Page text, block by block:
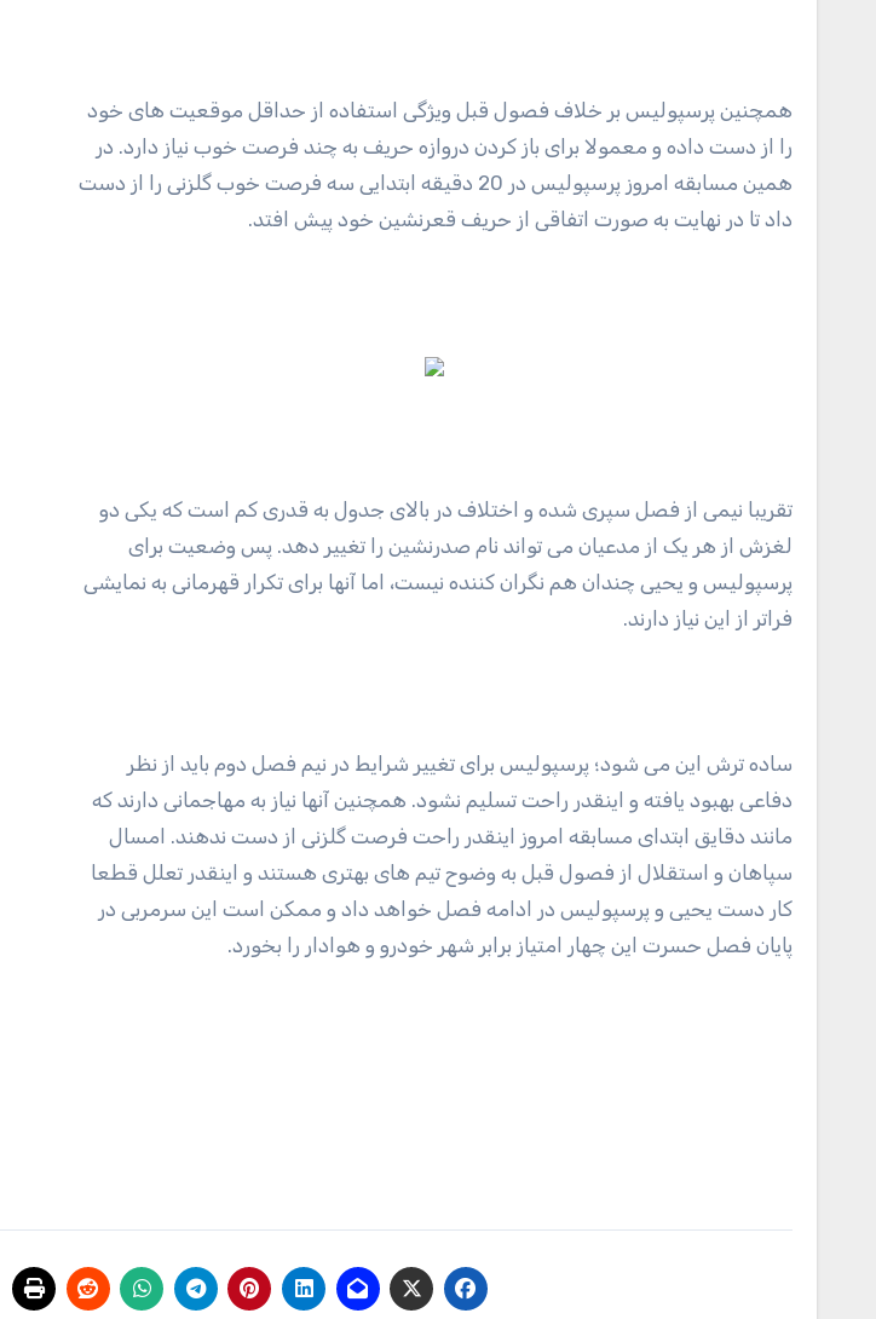
همچنین پرسپولیس بر خلاف فصول قبل ویژگی استفاده از حداقل موقعیت های خود
را از دست داده و معمولا برای باز کردن دروازه حریف به چند فرصت خوب نیاز دارد. در
همین مسابقه امروز پرسپولیس در 20 دقیقه ابتدایی سه فرصت خوب گلزنی را از دست
داد تا در نهایت به صورت اتفاقی از حریف قعرنشین خود پیش افتد.
تقریبا نیمی از فصل سپری شده و اختلاف در بالای جدول به قدری کم است که یکی دو
لغزش از هر یک از مدعیان می تواند نام صدرنشین را تغییر دهد. پس وضعیت برای
پرسپولیس و یحیی چندان هم نگران کننده نیست، اما آنها برای تکرار قهرمانی به نمایشی
فراتر از این نیاز دارند.
ساده ترش این می شود؛ پرسپولیس برای تغییر شرایط در نیم فصل دوم باید از نظر
دفاعی بهبود یافته و اینقدر راحت تسلیم نشود. همچنین آنها نیاز به مهاجمانی دارند که
مانند دقایق ابتدای مسابقه امروز اینقدر راحت فرصت گلزنی از دست ندهند. امسال
سپاهان و استقلال از فصول قبل به وضوح تیم های بهتری هستند و اینقدر تعلل قطعا
کار دست یحیی و پرسپولیس در ادامه فصل خواهد داد و ممکن است این سرمربی در
پایان فصل حسرت این چهار امتیاز برابر شهر خودرو و هوادار را بخورد.